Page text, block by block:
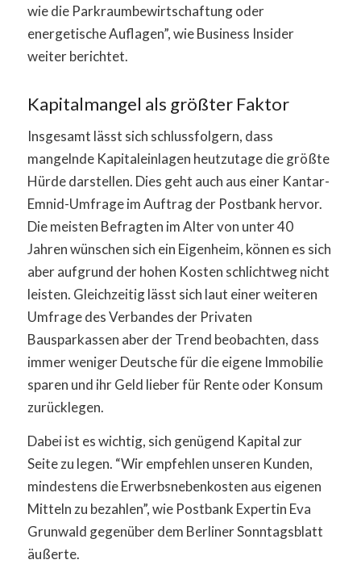
wie die Parkraumbewirtschaftung oder
energetische Auflagen”, wie Business Insider
weiter berichtet.
Kapitalmangel als größter Faktor
Insgesamt lässt sich schlussfolgern, dass
mangelnde Kapitaleinlagen heutzutage die größte
Hürde darstellen. Dies geht auch aus einer Kantar-
Emnid-Umfrage im Auftrag der Postbank hervor.
Die meisten Befragten im Alter von unter 40
Jahren wünschen sich ein Eigenheim, können es sich
aber aufgrund der hohen Kosten schlichtweg nicht
leisten. Gleichzeitig lässt sich laut einer weiteren
Umfrage des Verbandes der Privaten
Bausparkassen aber der Trend beobachten, dass
immer weniger Deutsche für die eigene Immobilie
sparen und ihr Geld lieber für Rente oder Konsum
zurücklegen.
Dabei ist es wichtig, sich genügend Kapital zur
Seite zu legen. “Wir empfehlen unseren Kunden,
mindestens die Erwerbsnebenkosten aus eigenen
Mitteln zu bezahlen”, wie Postbank Expertin Eva
Grunwald gegenüber dem Berliner Sonntagsblatt
äußerte.